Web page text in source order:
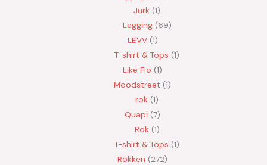
Jurk 1
Legging 69
LEVV 1
T-shirt & Tops 1
Like Flo 1
Moodstreet 1
rok 1
Quapi 7
Rok 1
T-shirt & Tops 1
Rokken 272